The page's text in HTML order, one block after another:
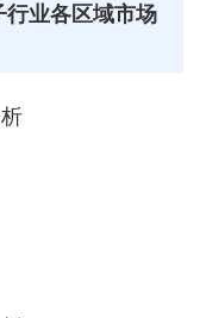
业各区域市场